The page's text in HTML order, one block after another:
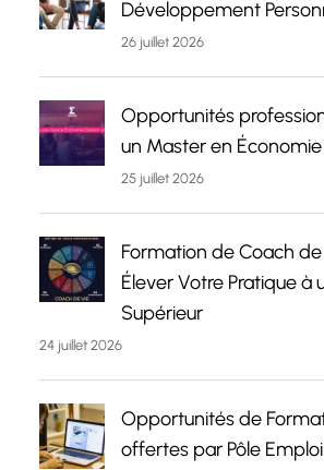
Développement
26 juillet 2026
Opportunités
un Master en
25 juillet 2026
Formation de Coach de
Élever Votre Pratique à
Supérieur
24 juillet 2026
Opportunités de
offertes par Pôle